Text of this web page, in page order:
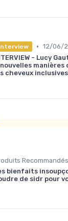
• 12/06/
- Lucy
cheveux
Recommandés
bienfaits
de sidr pour